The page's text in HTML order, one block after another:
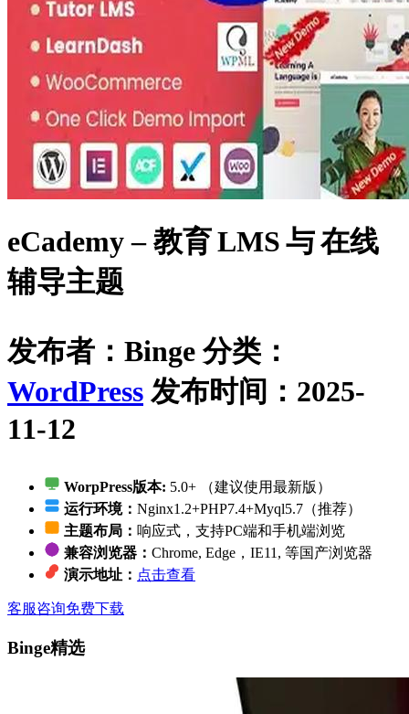
eCademy – 教育 LMS 与 在线
辅导主题
发布者：Binge 分类：
WordPress 发布时间：2025-
11-12
WorpPress版本: 5.0+ （建议使用最新版）
运行环境： Nginx1.2+PHP7.4+Myql5.7（推荐）
主题布局： 响应式，支持PC端和手机端浏览
兼容浏览器： Chrome, Edge，IE11, 等国产浏览器
演示地址： 点击查看
客服咨询免费下载
Binge精选